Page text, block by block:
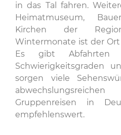
in das Tal fahren.
Heimatmuseum,
Kirchen der
Wintermonate ist der
Es gibt Abfahrten
Schwierigkeitsgraden
sorgen viele
Gruppenreisen in
empfehlenswert.